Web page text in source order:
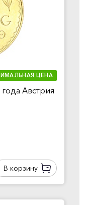
ЦЕНА
Австрия
В корзину